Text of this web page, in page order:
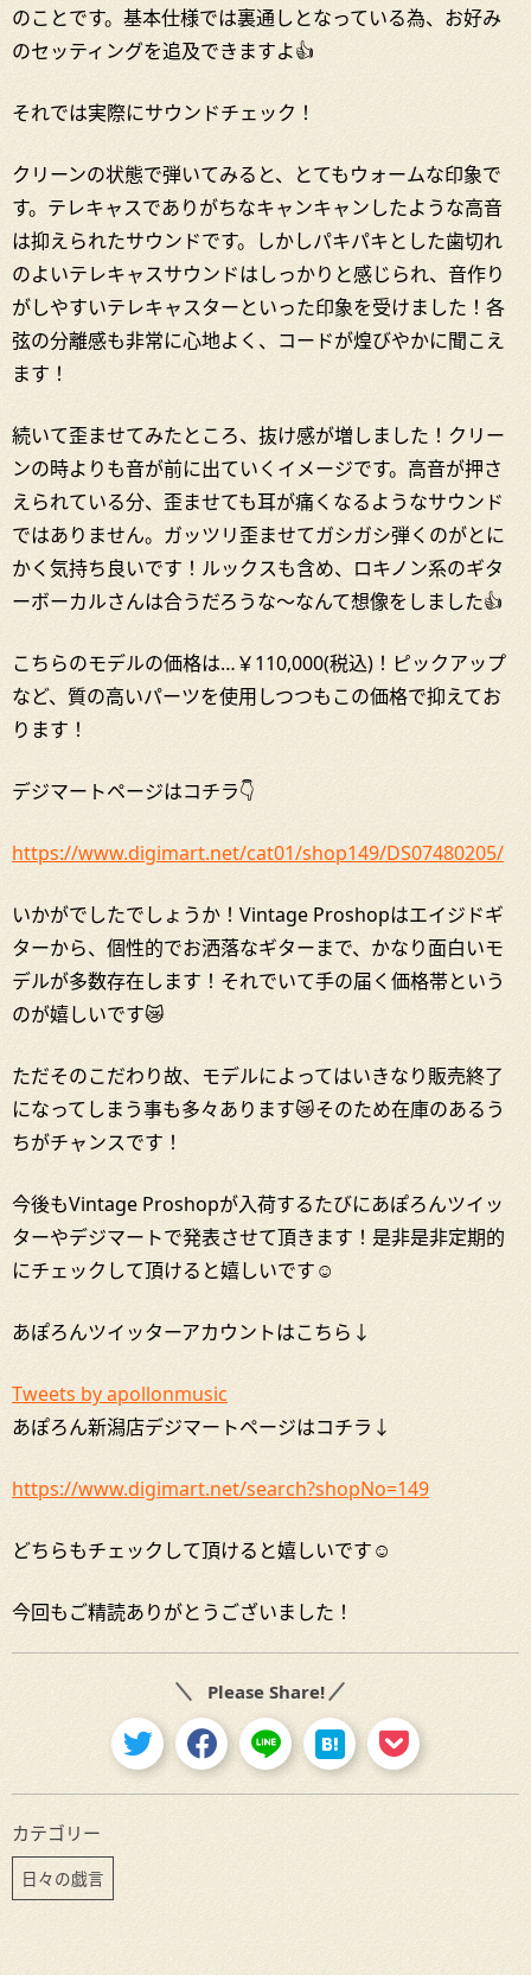
のことです。基本仕様では裏通しとなっている為、お好み
のセッティングを追及できますよ👍
それでは実際にサウンドチェック！
クリーンの状態で弾いてみると、とてもウォームな印象で
す。テレキャスでありがちなキャンキャンしたような高音
は抑えられたサウンドです。しかしパキパキとした歯切れ
のよいテレキャスサウンドはしっかりと感じられ、音作り
がしやすいテレキャスターといった印象を受けました！各
弦の分離感も非常に心地よく、コードが煌びやかに聞こえ
ます！
続いて歪ませてみたところ、抜け感が増しました！クリー
ンの時よりも音が前に出ていくイメージです。高音が押さ
えられている分、歪ませても耳が痛くなるようなサウンド
ではありません。ガッツリ歪ませてガシガシ弾くのがとに
かく気持ち良いです！ルックスも含め、ロキノン系のギタ
ーボーカルさんは合うだろうな～なんて想像をしました👍
こちらのモデルの価格は…￥110,000(税込)！ピックアップ
など、質の高いパーツを使用しつつもこの価格で抑えてお
ります！
デジマートページはコチラ👇
https://www.digimart.net/cat01/shop149/DS07480205/
いかがでしたでしょうか！Vintage Proshopはエイジドギ
ターから、個性的でお洒落なギターまで、かなり面白いモ
デルが多数存在します！それでいて手の届く価格帯という
のが嬉しいです😿
ただそのこだわり故、モデルによってはいきなり販売終了
になってしまう事も多々あります😿そのため在庫のあるう
ちがチャンスです！
今後もVintage Proshopが入荷するたびにあぽろんツイッ
ターやデジマートで発表させて頂きます！是非是非定期的
にチェックして頂けると嬉しいです☺
あぽろんツイッターアカウントはこちら↓
Tweets by apollonmusic
あぽろん新潟店デジマートページはコチラ↓
https://www.digimart.net/search?shopNo=149
どちらもチェックして頂けると嬉しいです☺
今回もご精読ありがとうございました！
Please Share!
カテゴリー
日々の戯言